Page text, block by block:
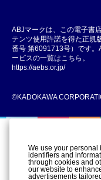
ABJマークは、この電子書
テンツ使用許諾を得た正規
番号 第6091713号）です
ービスの一覧はこちら。
https://aebs.or.jp/
©KADOKAWA
We use your personal
identifiers and
through cookies and
our website to
advertisements